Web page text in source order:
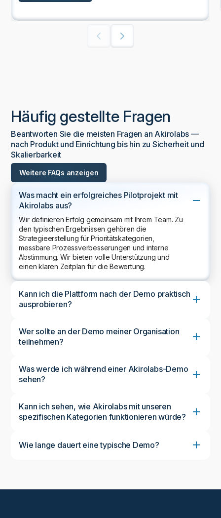
Häufig gestellte Fragen
Beantworten Sie die meisten Fragen an Akirolabs —
nach Produkt und Einrichtung bis hin zu Sicherheit und
Skalierbarkeit
Weitere FAQs anzeigen
Was macht ein erfolgreiches Pilotprojekt mit
Akirolabs aus?
Wir definieren Erfolg gemeinsam mit Ihrem Team. Zu
den typischen Ergebnissen gehören die
Strategieerstellung für Prioritätskategorien,
messbare Prozessverbesserungen und interne
Abstimmung. Wir bieten volle Unterstützung und
einen klaren Zeitplan für die Bewertung.
Kann ich die Plattform nach der Demo praktisch
ausprobieren?
Wer sollte an der Demo meiner Organisation
teilnehmen?
Was werde ich während einer Akirolabs-Demo
sehen?
Kann ich sehen, wie Akirolabs mit unseren
spezifischen Kategorien funktionieren würde?
Wie lange dauert eine typische Demo?
Ihrer spezifischen Anforderungen. Wir können den